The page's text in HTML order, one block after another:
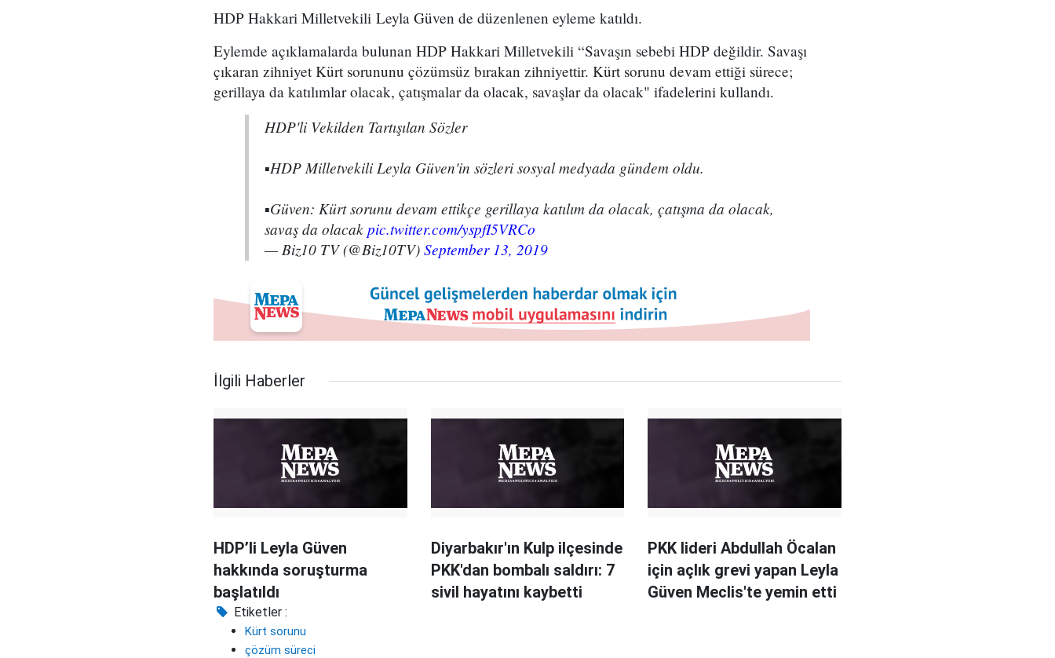
HDP Hakkari Milletvekili Leyla Güven de düzenlenen eyleme katıldı.
Eylemde açıklamalarda bulunan HDP Hakkari Milletvekili “Savaşın sebebi HDP değildir. Savaşı
çıkaran zihniyet Kürt sorununu çözümsüz bırakan zihniyettir. Kürt sorunu devam ettiği sürece;
gerillaya da katılımlar olacak, çatışmalar da olacak, savaşlar da olacak" ifadelerini kullandı.
HDP'li Vekilden Tartışılan Sözler
▪️HDP Milletvekili Leyla Güven'in sözleri sosyal medyada gündem oldu.
▪️Güven: Kürt sorunu devam ettikçe gerillaya katılım da olacak, çatışma da olacak,
savaş da olacakpic.twitter.com/yspfI5VRCo
— Biz10 TV (@Biz10TV)September 13, 2019
İlgili Haberler
HDP’li Leyla Güven
hakkında soruşturma
başlatıldı
Diyarbakır'ın Kulp ilçesinde
PKK'dan bombalı saldırı: 7
sivil hayatını kaybetti
PKK lideri Abdullah Öcalan
için açlık grevi yapan Leyla
Güven Meclis'te yemin etti
Etiketler :
Kürt sorunu
çözüm süreci